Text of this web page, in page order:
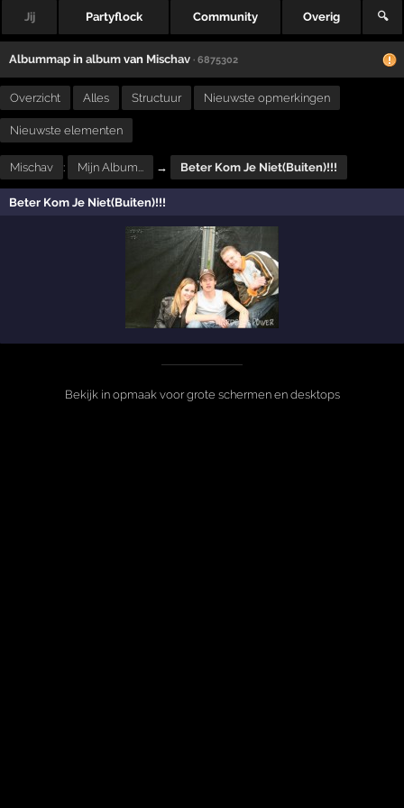
Jij Partyflock Community Overig 🔍
Albummap inalbum van Mischav · 6875302
Overzicht Alles Structuur Nieuwste opmerkingen
Nieuwste elementen
Mischav : Mijn Album... → Beter Kom Je Niet(Buiten)!!!
Beter Kom Je Niet(Buiten)!!!
Bekijk in opmaak voor grote schermen en desktops